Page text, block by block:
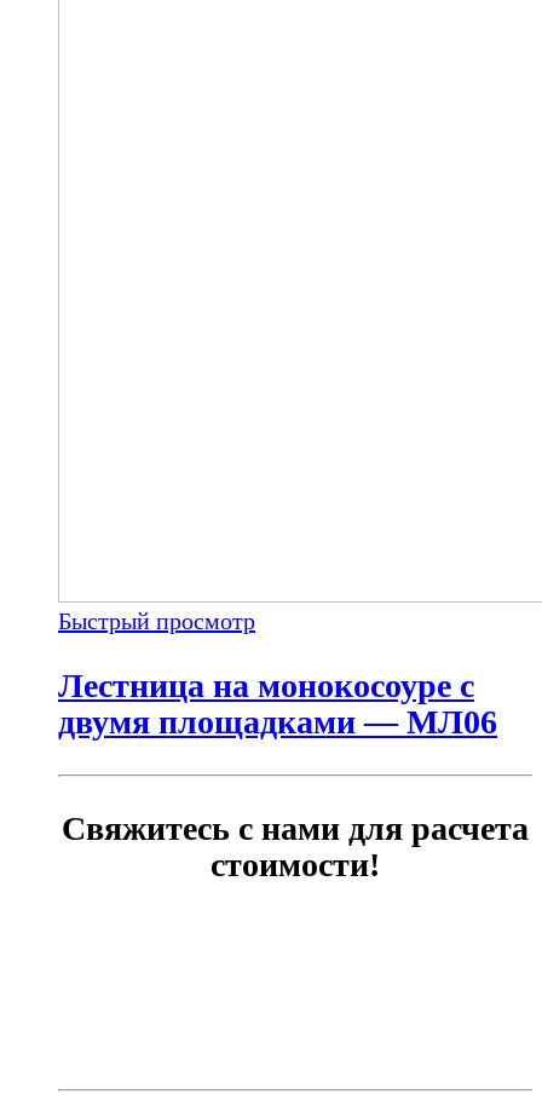
Быстрый просмотр
Лестница на монокосоуре с
двумя площадками — МЛ06
Свяжитесь с нами для расчета
стоимости!